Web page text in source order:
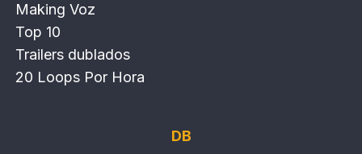
Making Voz
Top 10
Trailers dublados
20 Loops Por Hora
DB